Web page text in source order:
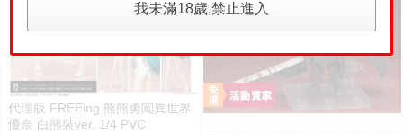
代理版 FREEing 熊熊勇闖異世界
優奈 白熊裝ver. 1/4 PVC
我未滿18歲,禁止進入